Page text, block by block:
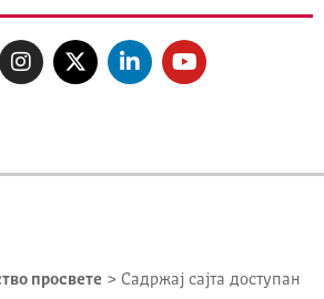
просвете > Садржај сајта доступан